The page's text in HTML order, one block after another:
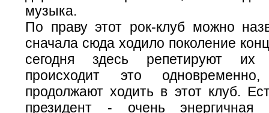
музыка.
По праву этот рок-клуб можно
сначала сюда ходило поколение
сегодня здесь репетируют
происходит это
продолжают ходить в этот клуб.
президент - очень энергичная